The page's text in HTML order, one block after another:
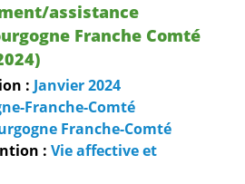
assistance
Franche Comté
: Janvier2024
Franche-Comté
Franche-Comté
: Vie affective et